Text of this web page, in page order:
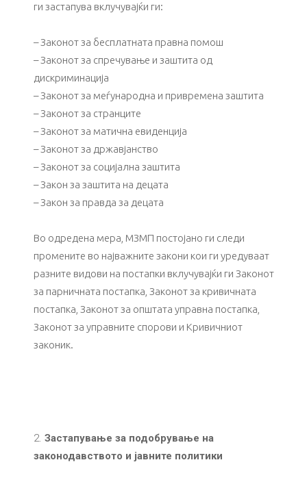
ги застапува вклучувајќи ги:
– Законот за бесплатната правна помош
– Законот за спречување и заштита од
дискриминација
– Законот за меѓународна и привремена заштита
– Законот за странците
– Законот за матична евиденција
– Законот за државјанство
– Законот за социјална заштита
– Закон за заштита на децата
– Закон за правда за децата
Во одредена мера, МЗМП постојано ги следи
промените во најважните закони кои ги уредуваат
разните видови на постапки вклучувајќи ги Законот
за парничната постапка, Законот за кривичната
постапка, Законот за општата управна постапка,
Законот за управните спорови и Кривичниот
законик.
Застапување за подобрување на
законодавството и јавните политики